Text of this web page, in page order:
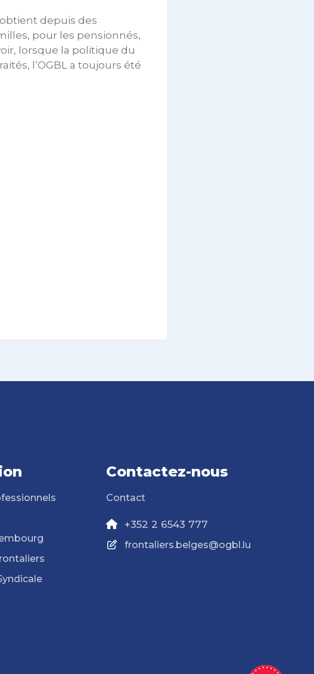
depuis des
pour les pensionnés,
lorsque la politique du
l’OGBL a toujours été
Contactez-nous
Contact
+352 2 6543 777
frontaliers.belges@ogbl.lu